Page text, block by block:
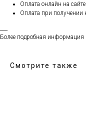
Оплата онлайн на сайте
Оплата при получении
Более подробная информация
Смотрите также